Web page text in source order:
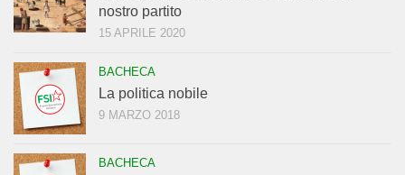
nostro partito
15 APRILE 2020
BACHECA
La politica nobile
9 MARZO 2018
BACHECA